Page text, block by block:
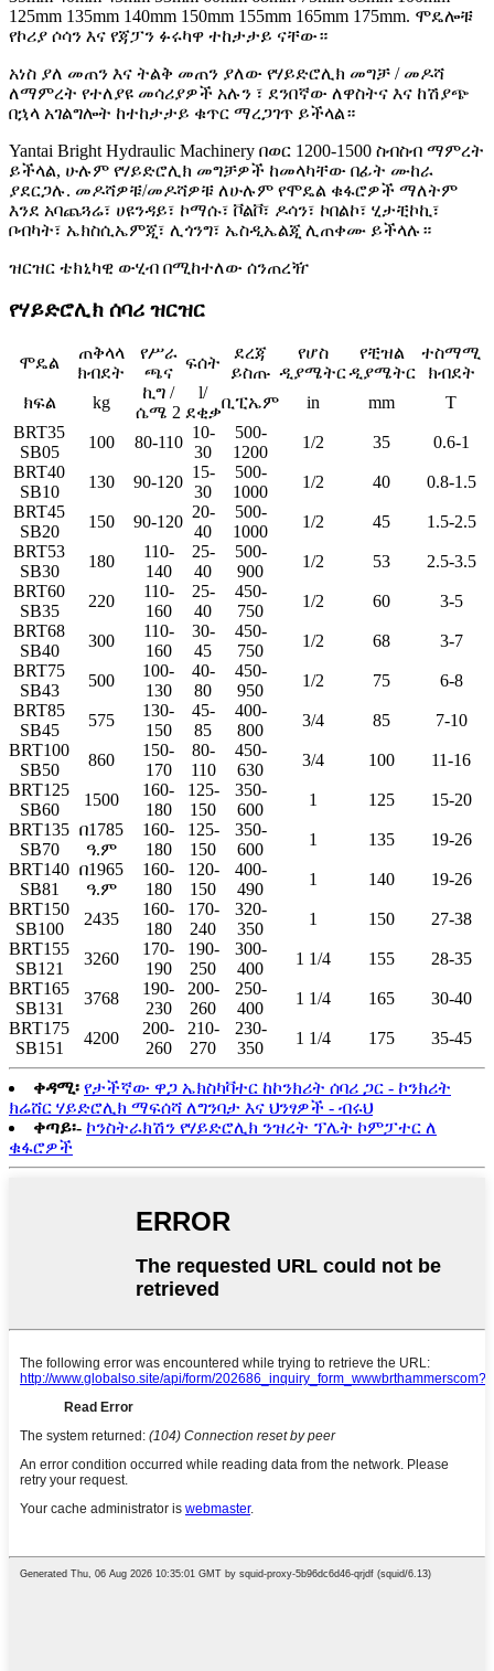
125mm 135mm 140mm 150mm 155mm 165mm 175mm. ሞዴሎቹ
የኮሪያ ሶሳን እና የጃፓን ፉሩካዋ ተከታታይ ናቸው።
አነስ ያለ መጠን እና ትልቅ መጠን ያለው የሃይድሮሊክ መግቻ / መዶሻ
ለማምረት የተለያዩ መሳሪያዎች አሉን ፣ ደንበኛው ለዋስትና እና ከሽያጭ
በኋላ አገልግሎት ከተከታታይ ቁጥር ማረጋገጥ ይችላል።
Yantai Bright Hydraulic Machinery በወር 1200-1500 ስብስብ ማምረት
ይችላል, ሁሉም የሃይድሮሊክ መግቻዎች ከመላካቸው በፊት ሙከራ
ያደርጋሉ. መዶሻዎቹ/መዶሻዎቹ ለሁሉም የሞዴል ቁፋሮዎች ማለትም
እንደ አባጨጓሬ፣ ሀዩንዳይ፣ ኮማሱ፣ ቮልቮ፣ ዶሳን፣ ኮበልኮ፣ ሂታቺኮኪ፣
ቦብካት፣ ኤክስሲኤምጂ፣ ሊጎንግ፣ ኤስዲኤልጂ ሊጠቀሙ ይችላሉ።
ዝርዝር ቴክኒካዊ ውሂብ በሚከተለው ሰንጠረዥ
የሃይድሮሊክ ሰባሪ ዝርዝር
ሞዴል
ጠቅላላ
ክብደት
የሥራ
ጫና
ፍሰት
ደረጃ
ይስጡ
የሆስ
ዲያሜትር
የቺዝል
ዲያሜትር
ተስማሚ
ክብደት
ክፍል
kg
ኪግ /
ሴሜ 2
l/
ደቂቃ
ቢፒኤም in mm
T
BRT35
SB05
100 80-110
10-
30
500-
1200
1/2 35
0.6-1
BRT40
SB10
130 90-120
15-
30
500-
1000
1/2 40
0.8-1.5
BRT45
SB20
150 90-120
20-
40
500-
1000
1/2 45
1.5-2.5
BRT53
SB30
180
110-
140
25-
40
500-
900
1/2 53
2.5-3.5
BRT60
SB35
220
110-
160
25-
40
450-
750
1/2 60
3-5
BRT68
SB40
300
110-
160
30-
45
450-
750
1/2 68
3-7
BRT75
SB43
500
100-
130
40-
80
450-
950
1/2 75
6-8
BRT85
SB45
575
130-
150
45-
85
400-
800
3/4 85
7-10
BRT100
SB50
860
150-
170
80-
110
450-
630
3/4 100
11-16
BRT125
SB60
1500
160-
180
125-
150
350-
600
1 125
15-20
BRT135
SB70
በ1785
ዓ.ም
160-
180
125-
150
350-
600
1 135
19-26
BRT140
SB81
በ1965
ዓ.ም
160-
180
120-
150
400-
490
1 140
19-26
BRT150
SB100
2435
160-
180
170-
240
320-
350
1 150
27-38
BRT155
SB121
3260
170-
190
190-
250
300-
400
1 1/4 155
28-35
BRT165
SB131
3768
190-
230
200-
260
250-
400
1 1/4 165
30-40
BRT175
SB151
4200
200-
260
210-
270
230-
350
1 1/4 175 35-45
ቀዳሚ፡ የታችኛው ዋጋ ኤክስካቫተር ከኮንክሪት ሰባሪ ጋር - ኮንክሪት
ክሬሸር ሃይድሮሊክ ማፍሰሻ ለግንባታ እና ህንፃዎች - ብሩህ
ቀጣይ፡- ኮንስትራክሽን የሃይድሮሊክ ንዝረት ፕሌት ኮምፓተር ለ
ቁፋሮዎች